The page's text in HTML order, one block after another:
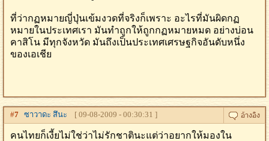
ที่ว่ากฏหมายญี่ปุ่นเข้มงวดที่จริงก็เพราะ อะไรที่มันผิดกฏ
หมายในประเทศเรา มันทำถูกให้ถูกกฏหมายหมด อย่างบ่อน
คาสิโน มีทุกจังหวัด มันถึงเป็นประเทศเศรษฐกิจอันดับหนึ่ง
ของเอเชีย
#7 ซาวาดะ สึนะ [ 09-08-2009 - 00:30:31 ]
คนไทยก็เงี้ยไม่ใช่ว่าไม่รักชาตินะแต่ว่าอยากให้มองใน